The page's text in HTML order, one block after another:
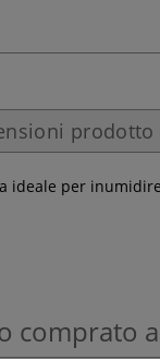
prodotto
ideale per
comprato